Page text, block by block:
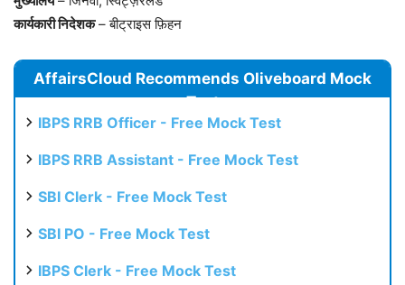
कार्यकारी निदेशक– बीट्राइस फ़िहन
AffairsCloud Recommends Oliveboard Mock
Test
IBPS RRB Officer - Free Mock Test
IBPS RRB Assistant - Free Mock Test
SBI Clerk - Free Mock Test
SBI PO - Free Mock Test
IBPS Clerk - Free Mock Test